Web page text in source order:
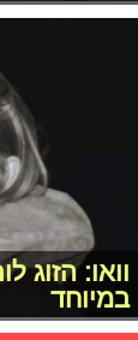
וואו: הזוג
במיוחד